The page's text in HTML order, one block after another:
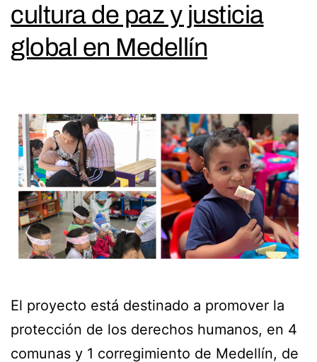
cultura de paz y justicia
global en Medellín
El proyecto está destinado a promover la
protección de los derechos humanos, en 4
comunas y 1 corregimiento de Medellín, de